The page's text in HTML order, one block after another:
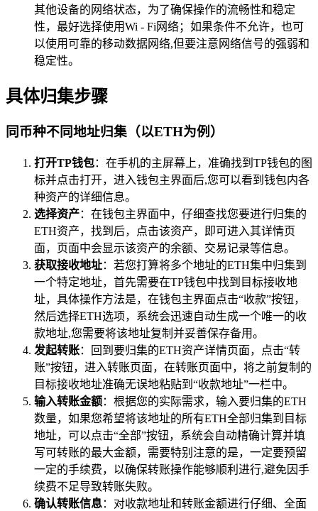
其他设备的网络状态，为了确保操作的流畅性和稳定
性，最好选择使用Wi - Fi网络；如果条件不允许，也可
以使用可靠的移动数据网络,但要注意网络信号的强弱和
稳定性。
具体归集步骤
同币种不同地址归集（以ETH为例）
打开TP钱包：在手机的主屏幕上，准确找到TP钱包的图
标并点击打开，进入钱包主界面后,您可以看到钱包内各
种资产的详细信息。
选择资产：在钱包主界面中，仔细查找您要进行归集的
ETH资产，找到后，点击该资产，即可进入其详情页
面，页面中会显示该资产的余额、交易记录等信息。
获取接收地址：若您打算将多个地址的ETH集中归集到
一个特定地址，首先需要在TP钱包中找到目标接收地
址，具体操作方法是，在钱包主界面点击“收款”按钮，
然后选择ETH选项，系统会迅速自动生成一个唯一的收
款地址,您需要将该地址复制并妥善保存备用。
发起转账：回到要归集的ETH资产详情页面，点击“转
账”按钮，进入转账页面，在转账页面中，将之前复制的
目标接收地址准确无误地粘贴到“收款地址”一栏中。
输入转账金额：根据您的实际需求，输入要归集的ETH
数量，如果您希望将该地址的所有ETH全部归集到目标
地址，可以点击“全部”按钮，系统会自动精确计算并填
写可转账的最大金额，需要特别注意的是，一定要预留
一定的手续费，以确保转账操作能够顺利进行,避免因手
续费不足导致转账失败。
确认转账信息：对收款地址和转账金额进行仔细、全面